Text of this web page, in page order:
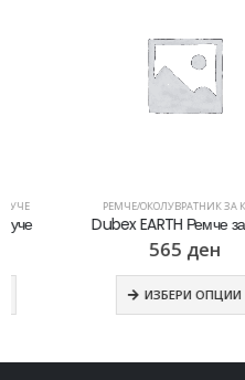
РЕМЧЕ/ОКОЛУВРАТНИК ЗА КУЧЕ
Dubex EARTH Ремче за куче
ден
ИЗБЕРИ ОПЦИИ